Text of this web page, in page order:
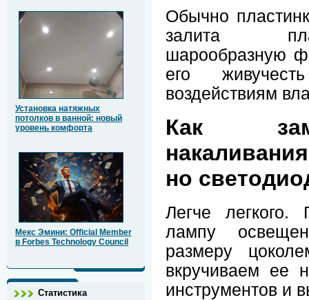
Установка натяжных
потолков в ванной: новый
уровень комфорта
Мекс Эмини: Official Member
в Forbes Technology Council
Статистика
Обычно
залита
шарообразную
его
воздействиям
Как
но
Легче легкого.
лампу
размеру
вкручиваем ее
инструментов и